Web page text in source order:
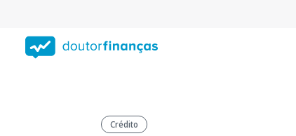
conteúdo
principal
Crédito